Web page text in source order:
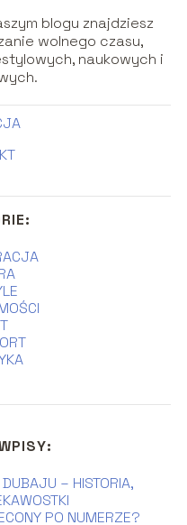
blogu znajdziesz
wolnego czasu,
naukowych i
– HISTORIA,
PO NUMERZE?